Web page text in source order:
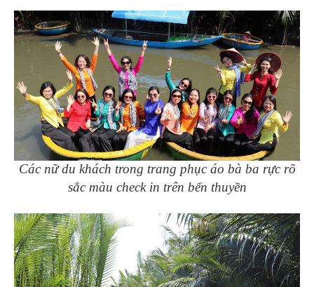
Các nữ du khách trong trang phục áo bà ba rực rõ
sắc màu check in trên bến thuyền